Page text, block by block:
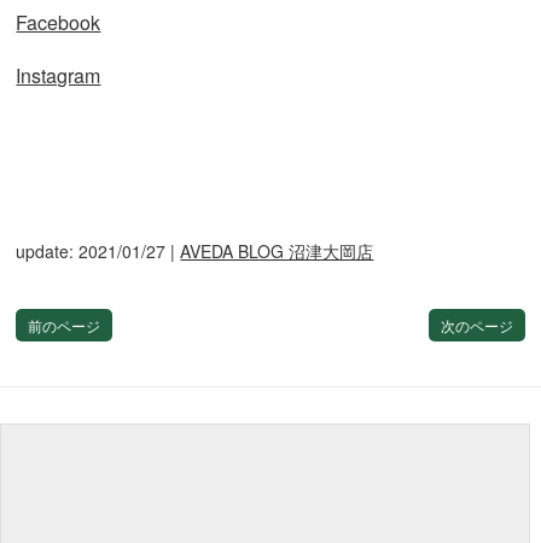
Facebook
Instagram
update: 2021/01/27 |AVEDA BLOG 沼津大岡店
前のページ 次のページ